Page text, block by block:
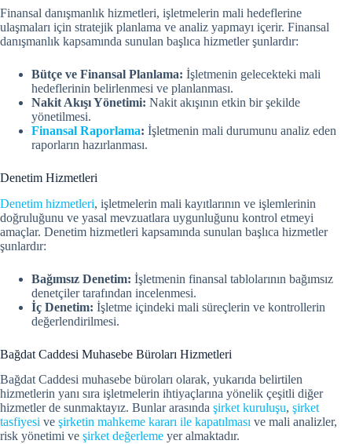
Finansal danışmanlık hizmetleri, işletmelerin mali hedeflerine
ulaşmaları için stratejik planlama ve analiz yapmayı içerir. Finansal
danışmanlık kapsamında sunulan başlıca hizmetler şunlardır:
Bütçe ve Finansal Planlama: İşletmenin gelecekteki mali
hedeflerinin belirlenmesi ve planlanması.
Nakit Akışı Yönetimi: Nakit akışının etkin bir şekilde
yönetilmesi.
Finansal Raporlama: İşletmenin mali durumunu analiz eden
raporların hazırlanması.
Denetim Hizmetleri
Denetim hizmetleri, işletmelerin mali kayıtlarının ve işlemlerinin
doğruluğunu ve yasal mevzuatlara uygunluğunu kontrol etmeyi
amaçlar. Denetim hizmetleri kapsamında sunulan başlıca hizmetler
şunlardır:
Bağımsız Denetim: İşletmenin finansal tablolarının bağımsız
denetçiler tarafından incelenmesi.
İç Denetim: İşletme içindeki mali süreçlerin ve kontrollerin
değerlendirilmesi.
Bağdat Caddesi Muhasebe Büroları Hizmetleri
Bağdat Caddesi muhasebe büroları olarak, yukarıda belirtilen
hizmetlerin yanı sıra işletmelerin ihtiyaçlarına yönelik çeşitli diğer
hizmetler de sunmaktayız. Bunlar arasında şirket kuruluşu, şirket
tasfiyesi ve şirketin mahkeme kararı ile kapatılması ve mali analizler,
risk yönetimi ve şirket değerleme yer almaktadır.